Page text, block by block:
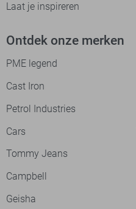
Laat je inspireren
Ontdek onze merken
PME legend
Cast Iron
Petrol Industries
Cars
Tommy Jeans
Campbell
Geisha